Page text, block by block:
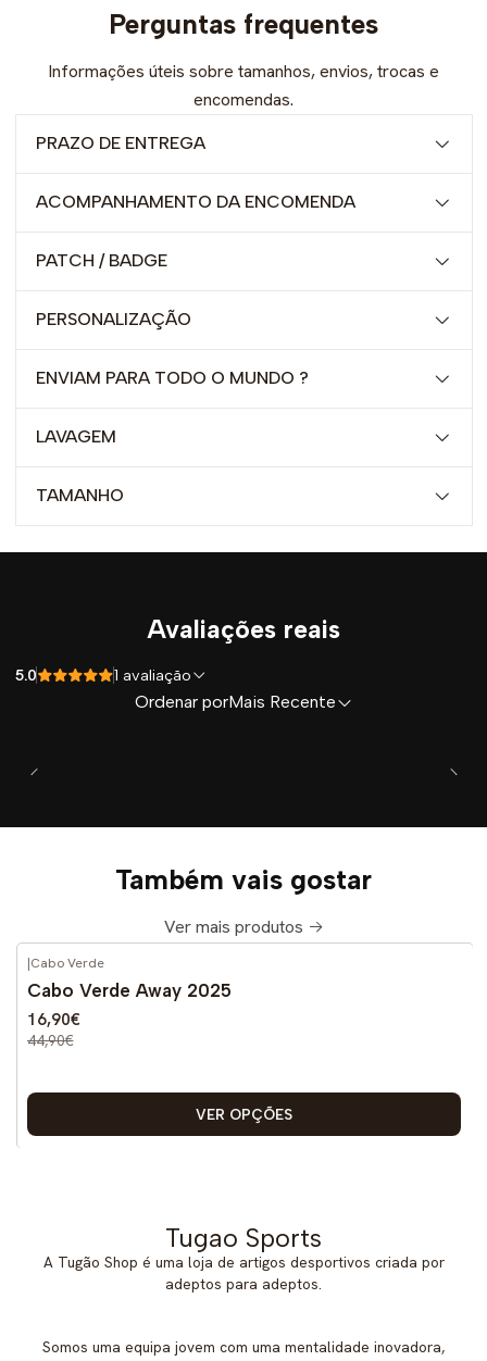
Perguntas frequentes
Informações úteis sobre tamanhos, envios, trocas e
encomendas.
PRAZO DE ENTREGA
ACOMPANHAMENTO DA ENCOMENDA
PATCH / BADGE
PERSONALIZAÇÃO
ENVIAM PARA TODO O MUNDO ?
LAVAGEM
TAMANHO
Avaliações reais
5.0 1 avaliação
Ordenar porMais Recente
Também vais gostar
Ver mais produtos
-62% DESCONTO
|Cabo Verde
Cabo Verde Away 2025
16,90€
44,90€
VER OPÇÕES
Tugao Sports
A Tugão Shop é uma loja de artigos desportivos criada por
adeptos para adeptos.
Somos uma equipa jovem com uma mentalidade inovadora,